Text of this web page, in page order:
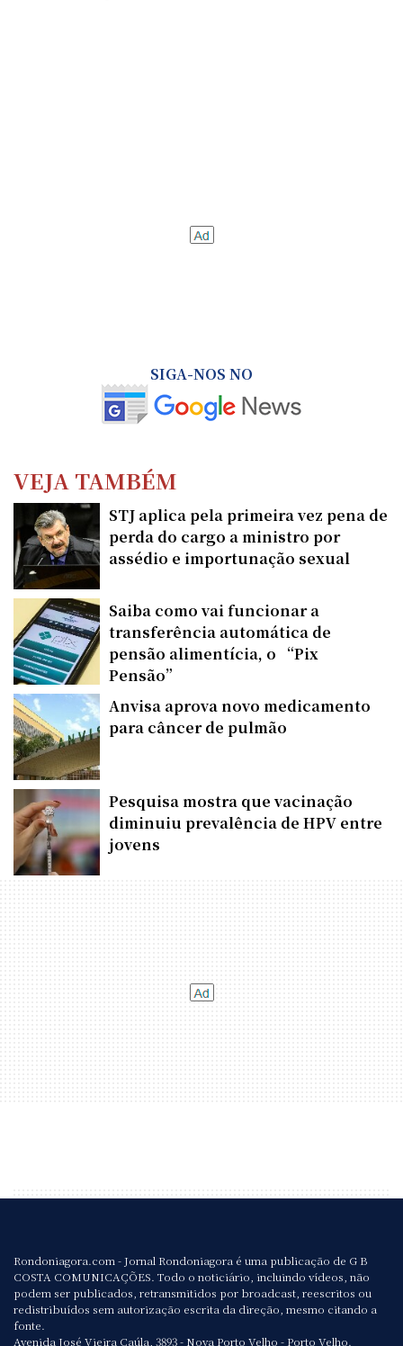
SIGA-NOS NO
VEJA TAMBÉM
STJ aplica pela primeira vez pena de
perda do cargo a ministro por
assédio e importunação sexual
Saiba como vai funcionar a
transferência automática de
pensão alimentícia, o “Pix
Pensão”
Anvisa aprova novo medicamento
para câncer de pulmão
Pesquisa mostra que vacinação
diminuiu prevalência de HPV entre
jovens
Rondoniagora.com - Jornal Rondoniagora é uma publicação de G B
COSTA COMUNICAÇÕES. Todo o noticiário, incluindo vídeos, não
podem ser publicados, retransmitidos por broadcast, reescritos ou
redistribuídos sem autorização escrita da direção, mesmo citando a
fonte.
Avenida José Vieira Caúla, 3893 - Nova Porto Velho - Porto Velho.